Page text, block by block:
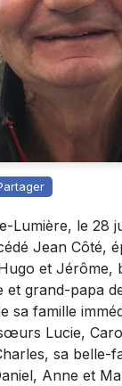
Lumière, le 28
Jean Côté,
et Jérôme,
et grand-papa
sa famille
Lucie,
sa belle-
Anne et